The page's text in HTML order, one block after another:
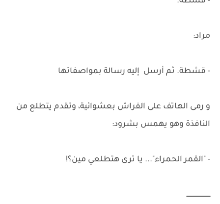
مراد:
- قشطة. ثم أرسل إليه رسالة بمواصفاتها
و رمى الهاتف على الفراش بعشوائية، وتقدم يتطلع من
النافذة وهو يهمس بشرود:
- "القمر الحمراء"... يا ترى هتطلعي مين؟!
ــــــــــــــــــــــــ